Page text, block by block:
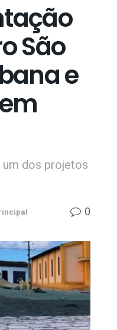
São
e
um dos projetos
0